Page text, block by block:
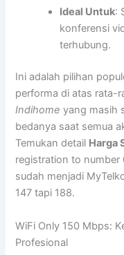
Ideal Untuk:
konferensi
terhubung.
Ini adalah pilihan
performa di atas rata-
Indihome yang masih
bedanya saat semua
Temukan detail Harga
registration to
sudah menjadi
147 tapi 188.
WiFi Only 150 Mbps:
Profesional